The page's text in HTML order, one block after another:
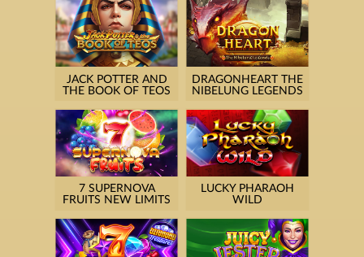
JACK POTTER AND
THE BOOK OF TEOS
DRAGONHEART THE
NIBELUNG LEGENDS
7 SUPERNOVA
FRUITS NEW LIMITS
LUCKY PHARAOH
WILD